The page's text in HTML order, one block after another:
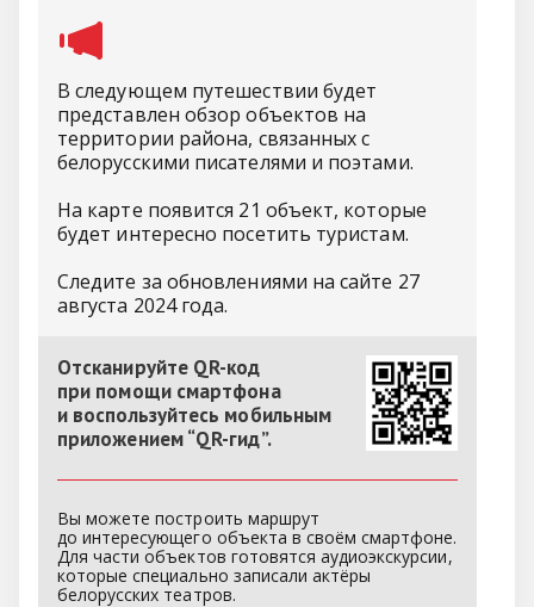
В следующем путешествии будет
представлен обзор объектов на
территории района, связанных с
белорусскими писателями и поэтами.
На карте появится 21 объект, которые
будет интересно посетить туристам.
Следите за обновлениями на сайте 27
августа 2024 года.
Отсканируйте QR-код
при помощи смартфона
и воспользуйтесь мобильным
приложением “QR-гид”.
Вы можете построить маршрут
до интересующего объекта в своём смартфоне.
Для части объектов готовятся аудиоэкскурсии,
которые специально записали актёры
белорусских театров.